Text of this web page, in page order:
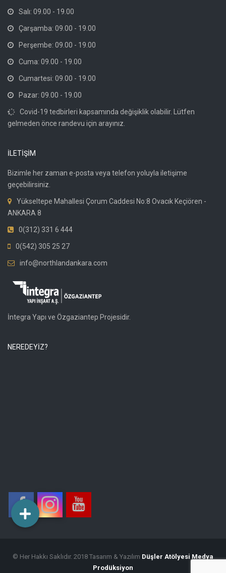
Salı: 09.00 - 19.00
Çarşamba: 09.00 - 19.00
Perşembe: 09.00 - 19.00
Cuma: 09.00 - 19.00
Cumartesi: 09.00 - 19.00
Pazar: 09.00 - 19.00
Covid-19 tedbirleri kapsamında değişiklik olabilir. Lütfen
gelmeden önce randevu için arayınız.
İLETİŞİM
Bizimle her zaman e-posta veya telefon yoluyla iletişime
geçebilirsiniz.
Yükseltepe Mahallesi Çorum Caddesi No:8 Ovacık Keçiören -
ANKARA 8
0(312) 331 6 444
0(542) 305 25 27
info@northlandankara.com
İntegra Yapı ve Özgaziantep Projesidir.
NEREDEYİZ?
© Her Hakkı Saklıdır. 2018 Tasarım & Yazılım Düşler Atölyesi Medya
Prodüksiyon